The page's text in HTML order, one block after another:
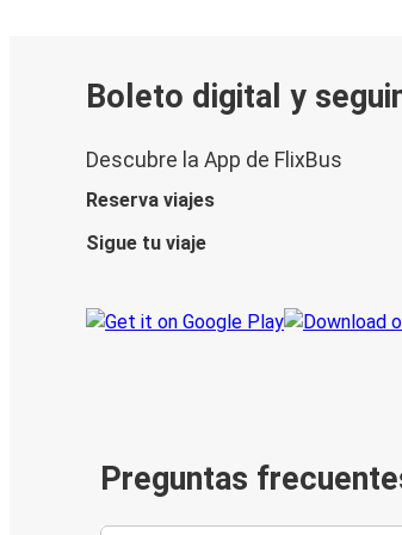
Boleto digital y
Descubre la App de FlixBus
Reserva viajes
Sigue tu viaje
Preguntas